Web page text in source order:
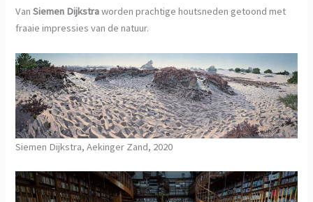
VanSiemen Dijkstraworden prachtige houtsneden getoond met
fraaie impressies van de natuur.
Siemen Dijkstra, Aekinger Zand, 2020